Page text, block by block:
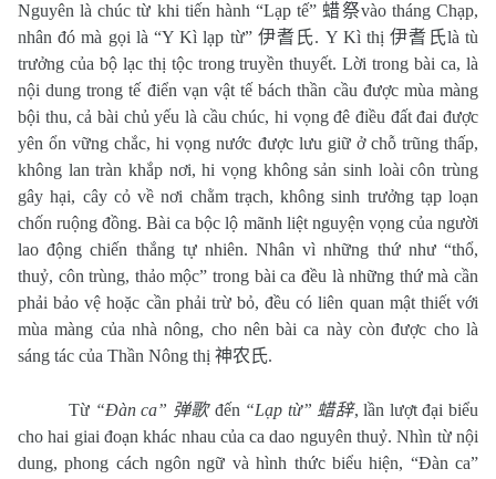
Nguyên là chúc từ khi tiến hành “Lạp tế” 蜡祭vào tháng Chạp,
nhân đó mà gọi là “Y Kì lạp từ” 伊耆氏. Y Kì thị伊耆氏là tù
trưởng của bộ lạc thị tộc trong truyền thuyết. Lời trong bài ca, là
nội dung trong tế điển vạn vật tế bách thần cầu được mùa màng
bội thu, cả bài chủ yếu là cầu chúc, hi vọng đê điều đất đai được
yên ổn vững chắc, hi vọng nước được lưu giữ ở chỗ trũng thấp,
không lan tràn khắp nơi, hi vọng không sản sinh loài côn trùng
gây hại, cây cỏ về nơi chằm trạch, không sinh trưởng tạp loạn
chốn ruộng đồng. Bài ca bộc lộ mãnh liệt nguyện vọng của người
lao động chiến thắng tự nhiên. Nhân vì những thứ như “thổ,
thuỷ, côn trùng, thảo mộc” trong bài ca đều là những thứ mà cần
phải bảo vệ hoặc cần phải trừ bỏ, đều có liên quan mật thiết với
mùa màng của nhà nông, cho nên bài ca này còn được cho là
sáng tác của Thần Nông thị 神农氏.
Từ “Đàn ca” 弹歌 đến “Lạp từ” 蜡辞, lần lượt đại biểu
cho hai giai đoạn khác nhau của ca dao nguyên thuỷ. Nhìn từ nội
dung, phong cách ngôn ngữ và hình thức biểu hiện, “Đàn ca”